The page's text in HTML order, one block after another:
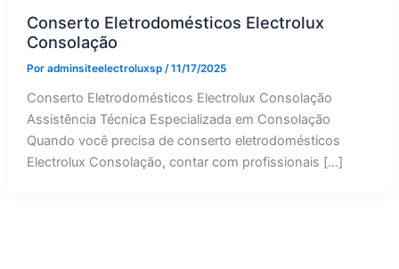
Conserto Eletrodomésticos Electrolux
Consolação
Por adminsiteelectroluxsp /11/17/2025
Conserto Eletrodomésticos Electrolux Consolação
Assistência Técnica Especializada em Consolação
Quando você precisa de conserto eletrodomésticos
Electrolux Consolação, contar com profissionais […]